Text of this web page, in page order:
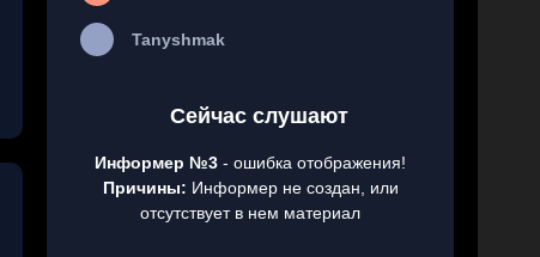
Tanyshmak
Сейчас слушают
Информер №3 - ошибка отображения!
Причины: Информер не создан, или
отсутствует в нем материал